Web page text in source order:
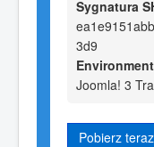
Sygnatura
3d9
Joomla! 3
Pobierz teraz